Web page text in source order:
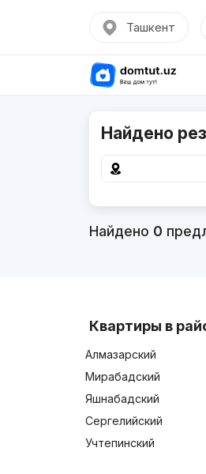
Ташкент
Найдено
Найдено 0
Квартиры в
Алмазарский
Мирабадский
Яшнабадский
Сергелийский
Учтепинский